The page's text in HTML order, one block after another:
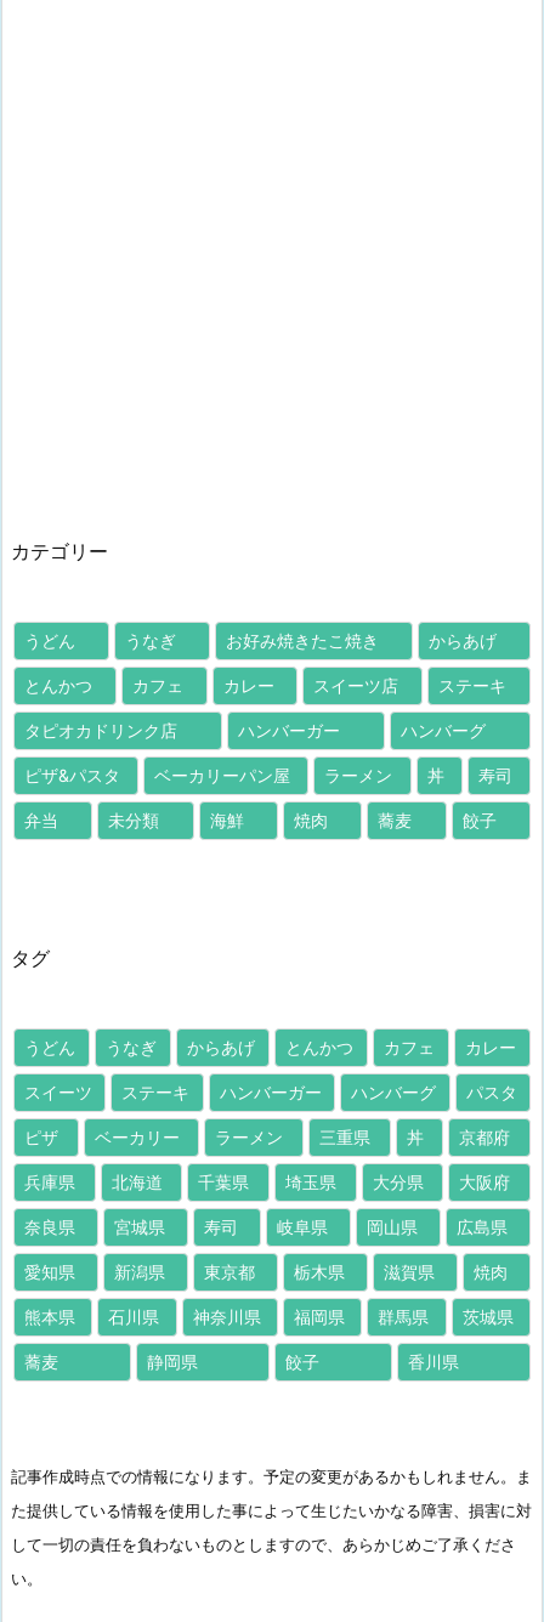
カテゴリー
うどん うなぎ お好み焼きたこ焼き からあげ
とんかつ カフェ カレー スイーツ店 ステーキ
タピオカドリンク店 ハンバーガー ハンバーグ
ピザ&パスタ ベーカリーパン屋 ラーメン 丼 寿司
弁当 未分類 海鮮 焼肉 蕎麦 餃子
タグ
うどん うなぎ からあげ とんかつ カフェ カレー
スイーツ ステーキ ハンバーガー ハンバーグ パスタ
ピザ ベーカリー ラーメン 三重県 丼 京都府
兵庫県 北海道 千葉県 埼玉県 大分県 大阪府
奈良県 宮城県 寿司 岐阜県 岡山県 広島県
愛知県 新潟県 東京都 栃木県 滋賀県 焼肉
熊本県 石川県 神奈川県 福岡県 群馬県 茨城県
蕎麦 静岡県 餃子 香川県
記事作成時点での情報になります。予定の変更があるかもしれません。ま
た提供している情報を使用した事によって生じたいかなる障害、損害に対
して一切の責任を負わないものとしますので、あらかじめご了承くださ
い。